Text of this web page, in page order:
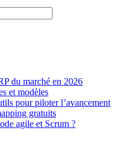
du marché en 2026
et modèles
pour piloter l’avancement
gratuits
agile et Scrum ?